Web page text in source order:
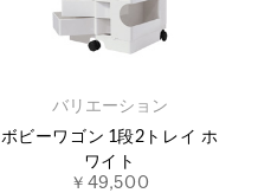
バリエーション
ボビーワゴン 1段2トレイ ホ
ワイト
￥49,500